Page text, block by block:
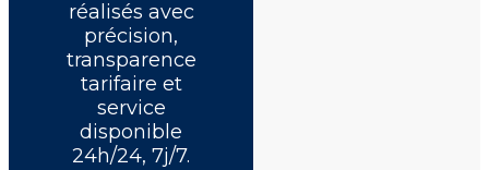
réalisés avec
précision,
transparence
tarifaire et
service
disponible
24h/24, 7j/7.